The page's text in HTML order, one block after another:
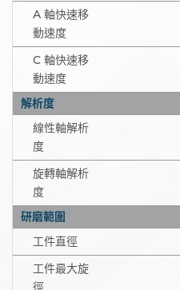
A 軸快速移
動速度
C 軸快速移
動速度
解析度
線性軸解析
度
旋轉軸解析
度
研磨範圍
工件直徑
工件最大旋
徑